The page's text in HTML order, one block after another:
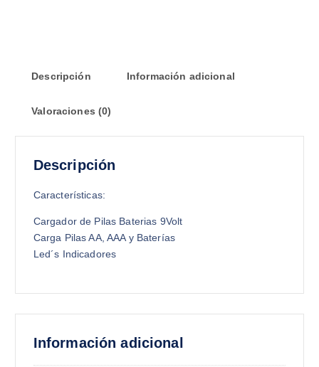
Descripción Información adicional
Valoraciones (0)
Descripción
Características:
Cargador de Pilas Baterias 9Volt
Carga Pilas AA, AAA y Baterías
Led´s Indicadores
Información adicional